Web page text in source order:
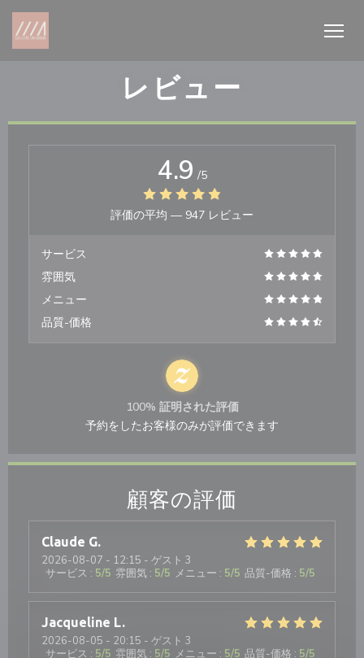
クッキー利用の管理について
レビュー
顧客の評価
Claude G
2026-08-07 - 12:15 - ゲスト 3
サービス : 5/5 雰囲気 : 5/5 メニュー : 5/5 品質-価格 : 5/5
Jacqueline L
2026-08-05 - 20:15 - ゲスト 3
サービス : 5/5 雰囲気 : 5/5 メニュー : 5/5 品質-価格 : 5/5
4.9 /5
評価の平均 — 947 レビュー
サービス
雰囲気
メニュー
品質-価格
100% 証明された評価
予約をしたお客様のみが評価できます